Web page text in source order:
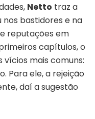
Netto traz a
bastidores e na
reputações em
capítulos, o
mais comuns:
Para ele, a rejeição
daí a sugestão